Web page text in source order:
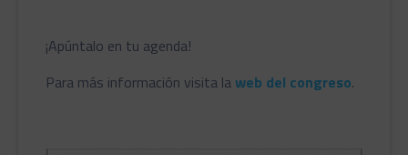
¡Apúntalo en tu agenda!
Para más información visita laweb del congreso.